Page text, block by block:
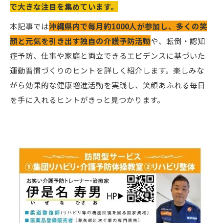
で大きな注目を集めています。
本記事では沖縄県内で毎月約1000人が参加し、多くの笑
顔と元気を引き出す独自の介護予防活動や、転倒・認知
症予防、仕事や家庭と両立できるエビデンスに基づいた
運動習慣づくりのヒントを詳しく紹介します。楽しみな
がら効果的な健康増進活動を実践し、笑顔あふれる毎日
を手に入れるヒントがきっと見つかります。